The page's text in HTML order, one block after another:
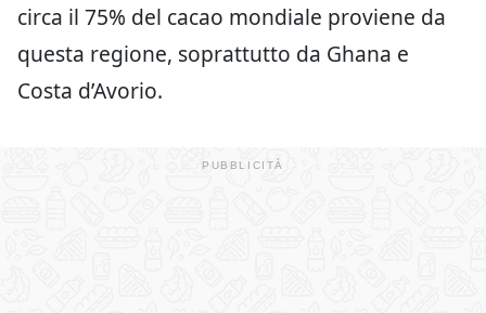
circa il 75% del cacao mondiale proviene da
questa regione, soprattutto da Ghana e
Costa d’Avorio.